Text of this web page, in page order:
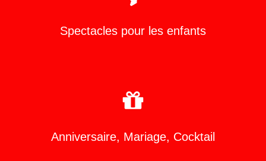
Spectacles pour les enfants
Anniversaire, Mariage, Cocktail